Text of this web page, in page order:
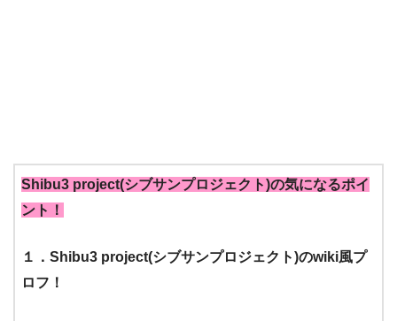
Shibu3 project(シブサンプロジェクト)の気になるポイ
ント！
１．Shibu3 project(シブサンプロジェクト)のwiki風プ
ロフ！